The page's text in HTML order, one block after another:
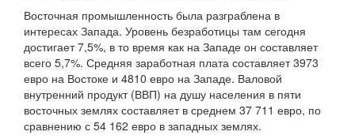
Восточная промышленность была разграблена в
интересах Запада. Уровень безработицы там сегодня
достигает 7,5%, в то время как на Западе он составляет
всего 5,7%. Средняя заработная плата составляет 3973
евро на Востоке и 4810 евро на Западе. Валовой
внутренний продукт (ВВП) на душу населения в пяти
восточных землях составляет в среднем 37 711 евро, по
сравнению с 54 162 евро в западных землях.